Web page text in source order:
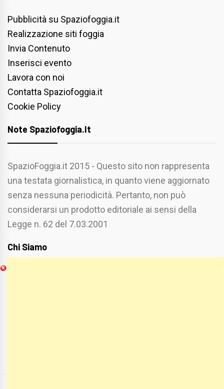
Pubblicità su Spaziofoggia.it
Realizzazione siti foggia
Invia Contenuto
Inserisci evento
Lavora con noi
Contatta Spaziofoggia.it
Cookie Policy
Note Spaziofoggia.it
SpazioFoggia.it 2015 - Questo sito non rappresenta
una testata giornalistica, in quanto viene aggiornato
senza nessuna periodicità. Pertanto, non può
considerarsi un prodotto editoriale ai sensi della
Legge n. 62 del 7.03.2001
Chi Siamo